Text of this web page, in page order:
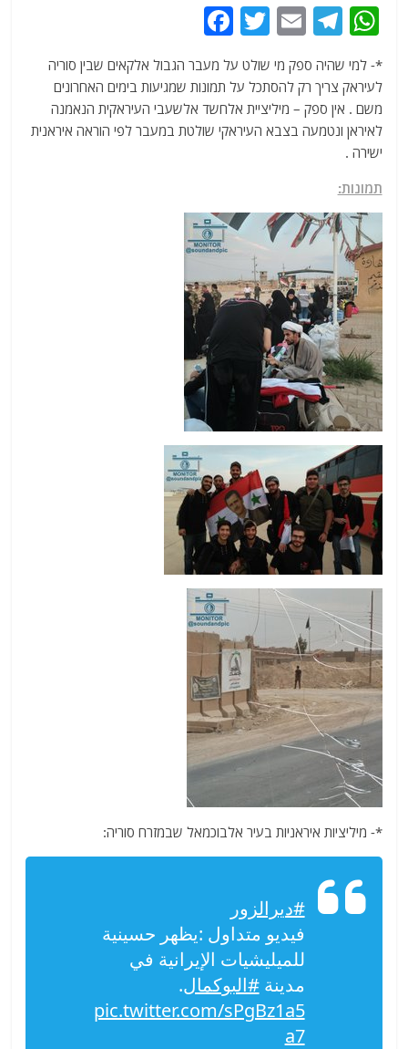
W
at
s
A
p
p
T
e
g
ra
E
m
ai
l
T
w
itt
er
c
e
b
k
*- למי שהיה ספק מי שולט על מעבר הגבול אלקאים שבין סוריה
לעיראק צריך רק להסתכל על תמונות שמגיעות בימים האחרונים
משם . אין ספק – מיליציית אלחשד אלשעבי העיראקית הנאמנה
לאיראן ונטמעה בצבא העיראקי שולטת במעבר לפי הוראה איראנית
ישירה .
תמונות:
*- מיליציות איראניות בעיר אלבוכמאל שבמזרח סוריה:
#ديرالزور
فيديو متداول :يظهر حسينية
للميليشيات الإيرانية في
مدينة#البوكمال.
pic.twitter.com/sPgBz1a5
a7